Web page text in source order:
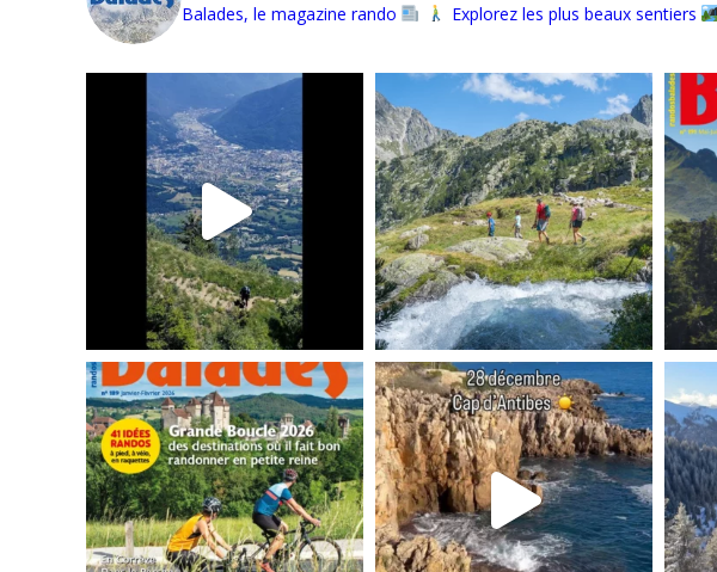
Balades, le magazine rando Explorez les plus beaux sentiers